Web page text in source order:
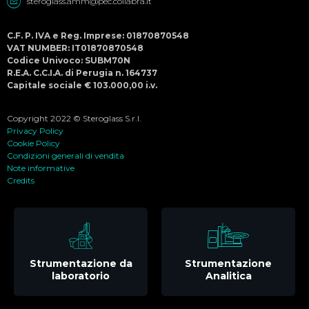
C.F. P. IVA e Reg. Imprese: 01870870548
VAT NUMBER: IT01870870548
Codice Univoco: SUBM70N
R.E.A. C.C.I.A. di Perugia n. 164737
Capitale sociale € 103.000,00 i.v.
Copyright 2022 © Steroglass S.r.l.
Privacy Policy
Cookie Policy
Condizioni generali di vendita
Note informative
Credits
Strumentazione da
laboratorio
Strumentazione
Analitica